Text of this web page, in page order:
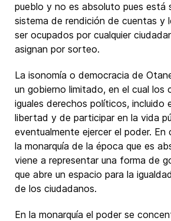
pueblo y no es absoluto pues está
sistema de rendición de cuentas y
ser ocupados por cualquier
asignan por sorteo.
La isonomía o democracia de
un gobierno limitado, en el cual los
iguales derechos políticos, incluido
libertad y de participar en la vida
eventualmente ejercer el poder. En
la monarquía de la época que es
viene a representar una forma de
que abre un espacio para la
de los ciudadanos.
En la monarquía el poder se